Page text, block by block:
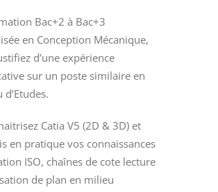
Bac+2 à Bac+3
en Conception Mécanique,
d’une expérience
sur un poste similaire en
d’Etudes.
Catia V5 (2D & 3D) et
en pratique vos connaissances
ISO, chaînes de cote lecture
de plan en milieu